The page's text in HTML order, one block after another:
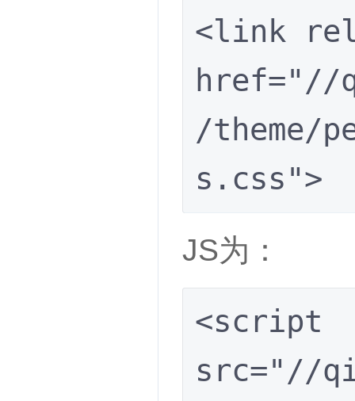
<link
href="//
/theme/
s.css">
JS为：
<script
src="//